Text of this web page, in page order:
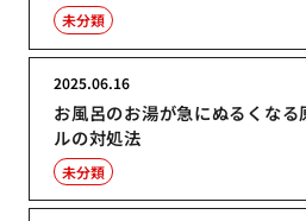
未分類
お風呂のお湯が急にぬるくな
ルの対処法
2025.06.16
未分類